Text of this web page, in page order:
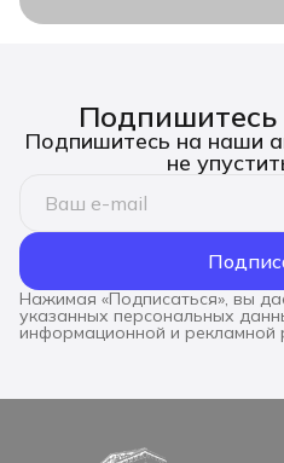
Подпишитесь
Подпишитесь на наши
не
Нажимая «Подписаться», вы
указанных персональных
информационной и рекламной